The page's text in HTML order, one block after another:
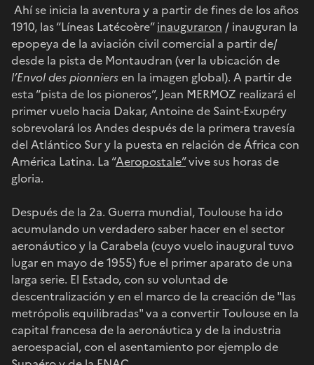
Ahí se inicia la aventura y a partir de fines de los años
1910, las “Líneas Latécoère”inauguraron / inauguran la
epopeya de la aviación civil comercial a partir de/
desde la pista de Montaudran (ver la ubicación de
l’Envol des pionniersen la imagen global). A partir de
esta “pista de los pioneros”, Jean MERMOZ realizará el
primer vuelo hacia Dakar, Antoine de Saint-Exupéry
sobrevolará los Andes después de la primera travesía
del Atlántico Sur y la puesta en relación de África con
América Latina. La “Aeropostale”vive sus horas de
gloria.
Después de la 2a. Guerra mundial, Toulouse ha ido
acumulando un verdadero saber hacer en el sector
aeronáutico y la Carabela (cuyo vuelo inaugural tuvo
lugar en mayo de 1955) fue el primer aparato de una
larga serie. El Estado, con su voluntad de
descentralización y en el marco de la creación de "las
metrópolis equilibradas" va a convertir Toulouse en la
capital francesa de la aeronáutica y de la industria
aeroespacial, con el asentamiento por ejemplo de